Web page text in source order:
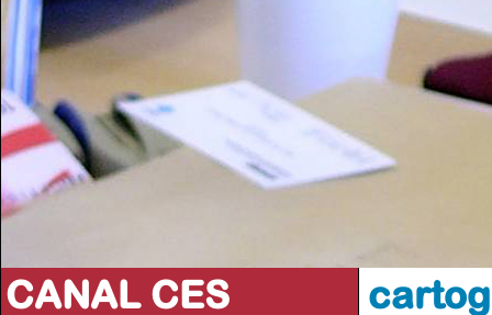
CANAL CES